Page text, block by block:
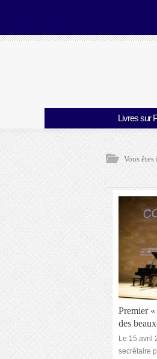
Livres sur
Vous êtes
Premier
des
Le 15 avril
secrétaire